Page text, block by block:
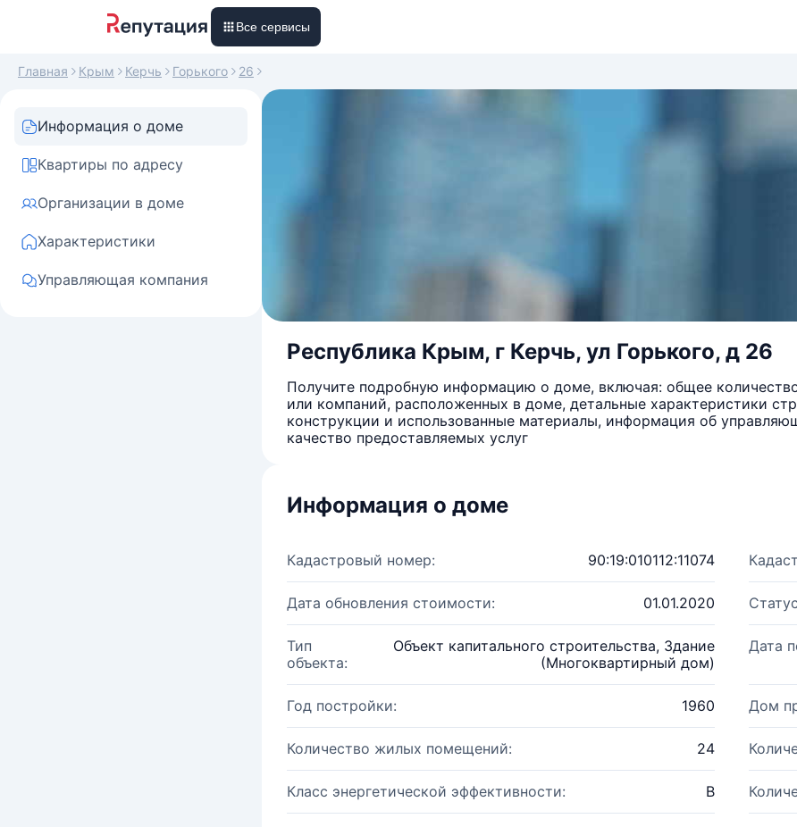
Все сервисы
Главная Крым Керчь Горького 26
Информация о доме
Квартиры по адресу
Организации в доме
Характеристики
Управляющая компания
Республика Крым, г Керчь, ул Горького, д 26
Получите подробную информацию о доме, включая: общее
или компаний, расположенных в доме, детальные характеристики
конструкции и использованные материалы, информация об
качество предоставляемых услуг
Информация о доме
Кадастровый номер: 90:19:010112:11074
Дата обновления стоимости: 01.01.2020
Тип
объекта:
Объект капитального строительства, Здание
(Многоквартирный дом)
Дата
Год постройки: 1960 Дом
Количество жилых помещений: 24
Класс энергетической эффективности: B